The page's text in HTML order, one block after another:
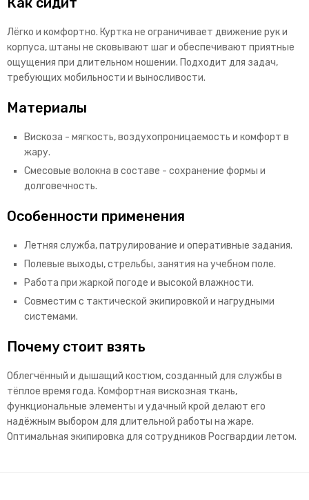
Лёгко и комфортно. Куртка не ограничивает движение рук и
корпуса, штаны не сковывают шаг и обеспечивают приятные
ощущения при длительном ношении. Подходит для задач,
требующих мобильности и выносливости.
Материалы
Вискоза - мягкость, воздухопроницаемость и комфорт в
жару.
Смесовые волокна в составе - сохранение формы и
долговечность.
Особенности применения
Летняя служба, патрулирование и оперативные задания.
Полевые выходы, стрельбы, занятия на учебном поле.
Работа при жаркой погоде и высокой влажности.
Совместим с тактической экипировкой и нагрудными
системами.
Почему стоит взять
Облегчённый и дышащий костюм, созданный для службы в
тёплое время года. Комфортная вискозная ткань,
функциональные элементы и удачный крой делают его
надёжным выбором для длительной работы на жаре.
Оптимальная экипировка для сотрудников Росгвардии летом.